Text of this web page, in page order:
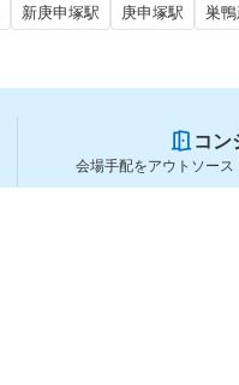
新庚申塚駅 庚申塚駅 巣
コン
会場手配をアウトソース